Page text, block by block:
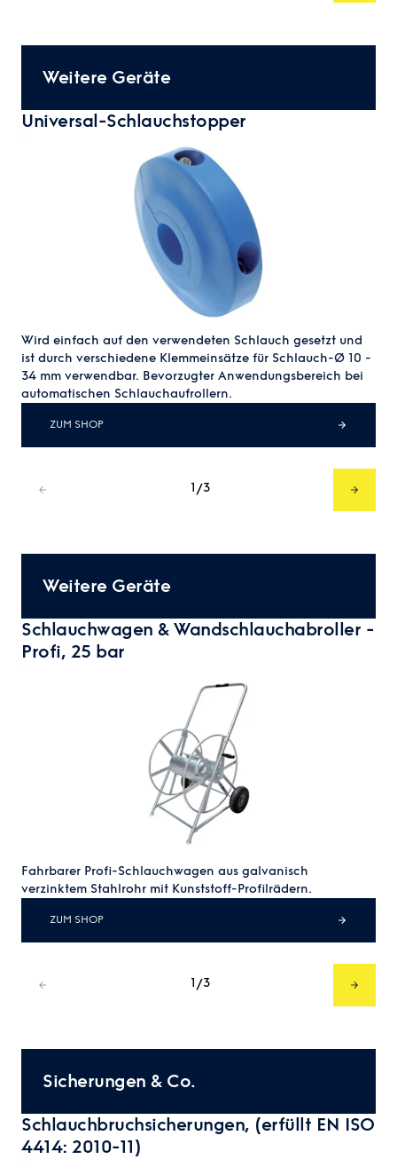
Weitere Geräte
Universal-Schlauchstopper
Wird einfach auf den verwendeten Schlauch gesetzt und
ist durch verschiedene Klemmeinsätze für Schlauch-Ø 10 -
34 mm verwendbar. Bevorzugter Anwendungsbereich bei
automatischen Schlauchaufrollern.
ZUM SHOP
1/3
Weitere Geräte
Schlauchwagen & Wandschlauchabroller -
Profi, 25 bar
Fahrbarer Profi-Schlauchwagen aus galvanisch
verzinktem Stahlrohr mit Kunststoff-Profilrädern.
ZUM SHOP
1/3
Sicherungen & Co.
Schlauchbruchsicherungen, (erfüllt EN ISO
4414: 2010-11)